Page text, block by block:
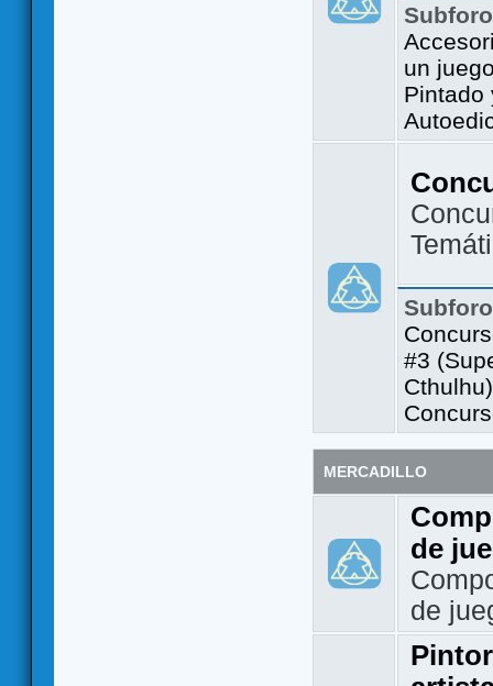
un
Pintado
#3
Cthulhu)
MERCADILLO
de
de